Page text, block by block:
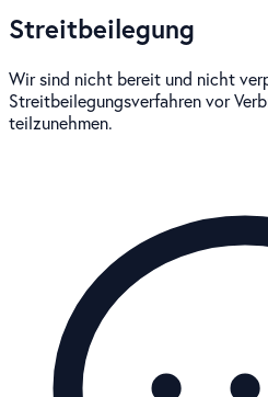
Streitbeilegung
Wir sind nicht bereit und nicht
Streitbeilegungsverfahren vor
teilzunehmen.